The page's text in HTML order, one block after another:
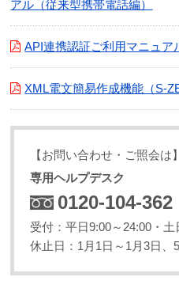
アル（従来型携帯電話編）
API連携認証ご利用マニュア
XML電文簡易作成機能（S-
【お問い合わせ・ご照会は】
専用ヘルプデスク
0120-104-362
受付：平日9:00～24:00・土
休止日：1月1日～1月3日、